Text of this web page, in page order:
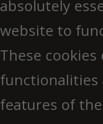
absolutely
website to
These
functionalities
features of